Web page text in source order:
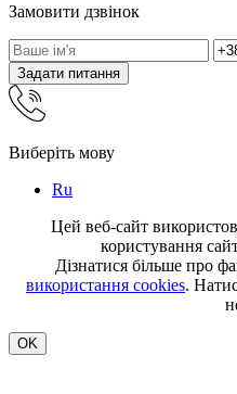
Замовити дзвінок
Задати питання
Виберіть мову
Ru
Цей веб-сайт
користування
Дізнатися більше про
використання cookies.
OK